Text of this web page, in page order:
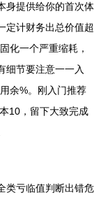
身提供给你的首次体
定计财务出总价值超
化一个严重缩耗，
细节要注意一一入
余%。刚入门推荐
10，留下大致完成
类亏临值判断出错危